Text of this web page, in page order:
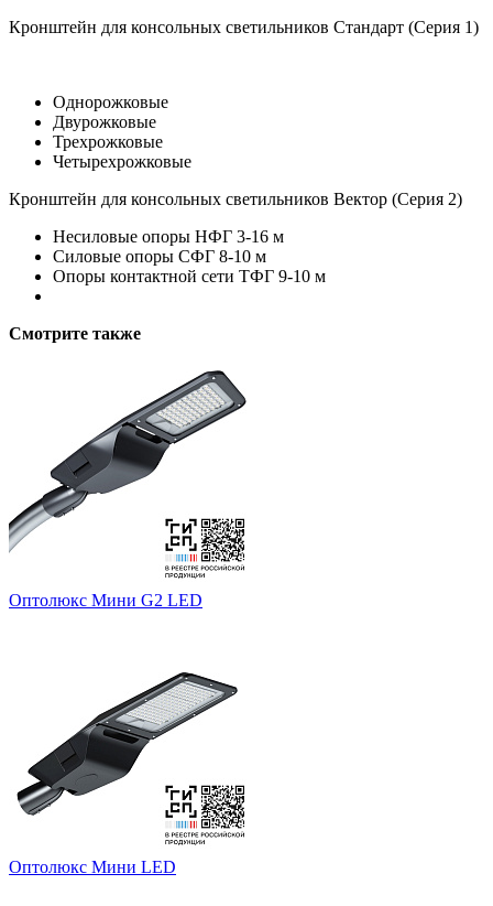
Кронштейн для консольных светильников Стандарт (Серия 1)
Однорожковые
Двурожковые
Трехрожковые
Четырехрожковые
Кронштейн для консольных светильников Вектор (Серия 2)
Несиловые опоры НФГ 3-16 м
Силовые опоры СФГ 8-10 м
Опоры контактной сети ТФГ 9-10 м
Смотрите также
Оптолюкс Мини G2 LED
Оптолюкс Мини LED